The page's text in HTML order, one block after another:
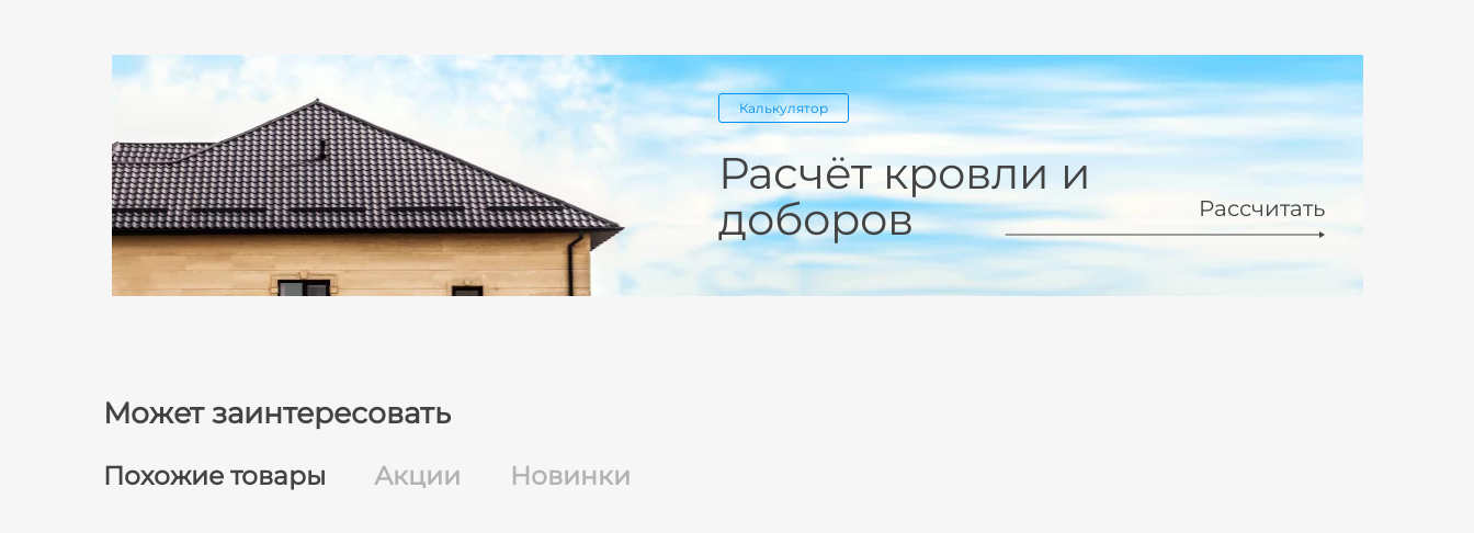
Калькулятор
Расчёт кровли и
доборов
Рассчитать
Может заинтересовать
Похожие товары Акции Новинки